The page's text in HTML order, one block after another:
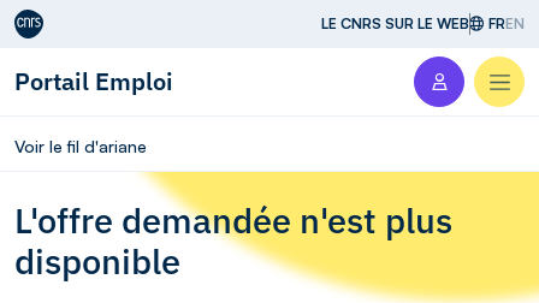
Aller au contenu LE CNRS SUR LE WEB FREN
Portail Emploi
Voir le fil d'ariane
L'offre demandée n'est plus
disponible